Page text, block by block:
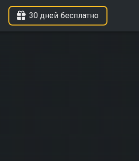
30 дней бесплатно